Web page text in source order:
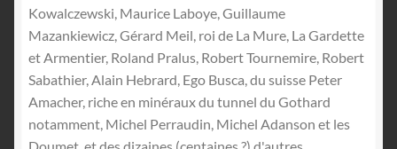
Kowalczewski, Maurice Laboye, Guillaume
Mazankiewicz, Gérard Meil, roi de La Mure, La Gardette
et Armentier, Roland Pralus, Robert Tournemire, Robert
Sabathier, Alain Hebrard, Ego Busca, du suisse Peter
Amacher, riche en minéraux du tunnel du Gothard
notamment, Michel Perraudin, Michel Adanson et les
Doumet, et des dizaines (centaines ?) d'autres...